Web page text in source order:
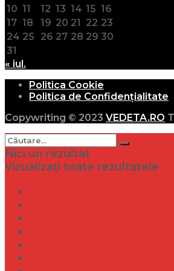
10 11 12 13 14 15 16
17 18 19 20 21 22 23
24 25 26 27 28 29 30
31
« iul.
Politica Cookie
Politica de Confidențialitate
Copywriting © 2023 VEDETA.RO
Nici un rezultat
Vizualizați toate rezultatele